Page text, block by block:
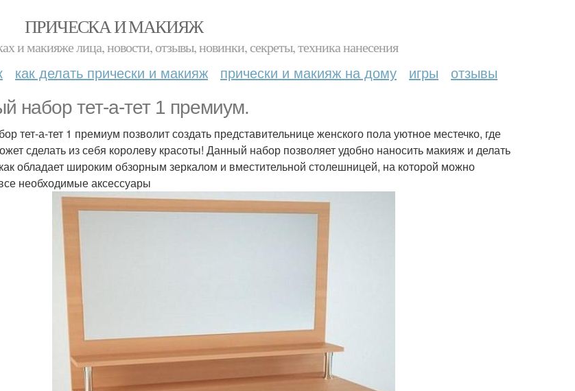
ПРИЧЕСКА И МАКИЯЖ
и макияже лица, новости, отзывы, новинки, секреты, техника нанесения
как делать прически и макияж прически и макияж на дому игры отзывы
набор тет-а-тет 1 премиум.
тет-а-тет 1 премиум позволит создать представительнице женского пола уютное местечко, где
сделать из себя королеву красоты! Данный набор позволяет удобно наносить макияж и делать
обладает широким обзорным зеркалом и вместительной столешницей, на которой можно
необходимые аксессуары